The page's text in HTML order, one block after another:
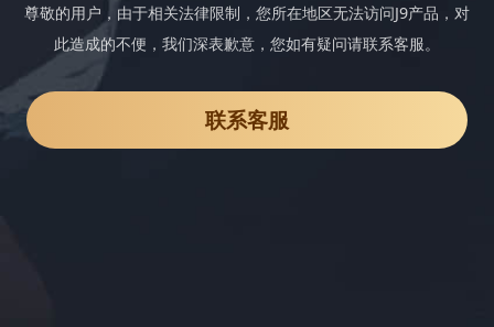
尊敬的用户，由于相关法律限制，您所在地区无法访问J9产品，对
此造成的不便，我们深表歉意，您如有疑问请联系客服。
联系客服